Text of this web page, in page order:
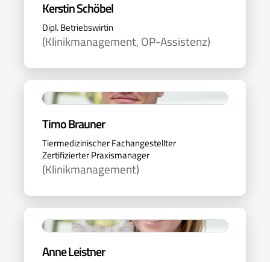
Kerstin Schöbel
Dipl. Betriebswirtin
(Klinikmanagement, OP-Assistenz)
Timo Brauner
Tiermedizinischer Fachangestellter
Zertifizierter Praxismanager
(Klinikmanagement)
Anne Leistner